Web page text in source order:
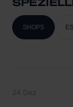
SHOPS
24 Dez